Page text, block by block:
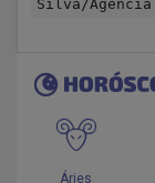
Silva/